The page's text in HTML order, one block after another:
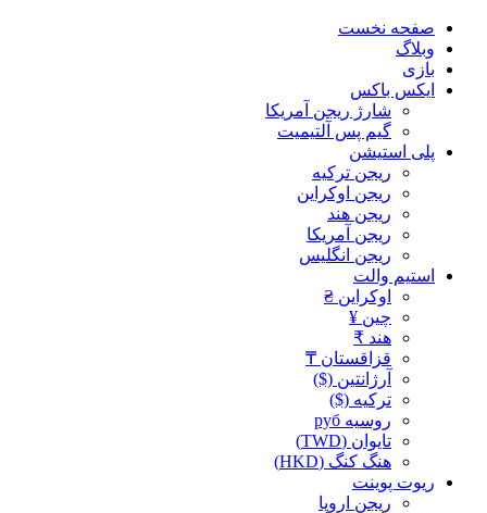
صفحه نخست
وبلاگ
بازی
ایکس باکس
شارژ ریجن آمریکا
گیم پس آلتیمیت
پلی استیشن
ریجن ترکیه
ریجن اوکراین
ریجن هند
ریجن آمریکا
ریجن انگلیس
استیم والت
اوکراین ₴
چین ¥
هند ₹
قزاقستان ₸
آرژانتین ($)
ترکیه ($)
روسیه руб
تایوان (TWD)
هنگ کنگ (HKD)
ریوت پوینت
ریجن اروپا